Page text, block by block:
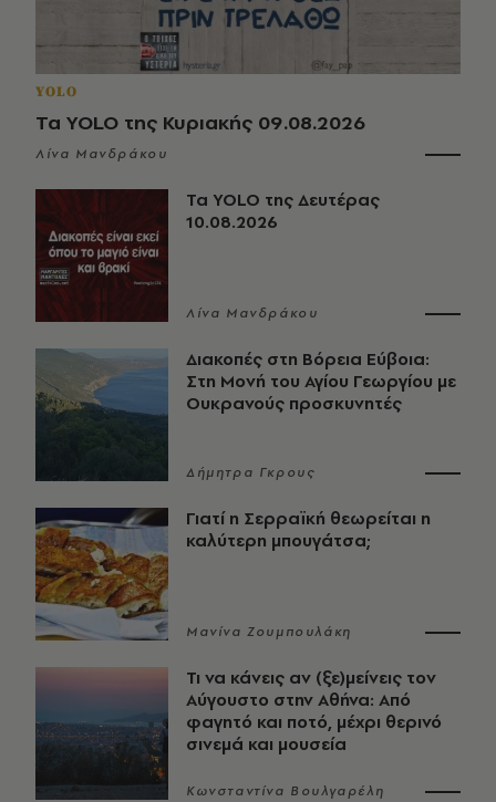
YOLO
Τα YOLO της Κυριακής 09.08.2026
Λίνα Μανδράκου
Τα YOLO της Δευτέρας
10.08.2026
Λίνα Μανδράκου
Διακοπές στη Βόρεια Εύβοια:
Στη Μονή του Αγίου Γεωργίου με
Ουκρανούς προσκυνητές
Δήμητρα Γκρους
Γιατί η Σερραϊκή θεωρείται η
καλύτερη μπουγάτσα;
Μανίνα Ζουμπουλάκη
Τι να κάνεις αν (ξε)μείνεις τον
Αύγουστο στην Αθήνα: Από
φαγητό και ποτό, μέχρι θερινό
σινεμά και μουσεία
Κωνσταντίνα Βουλγαρέλη